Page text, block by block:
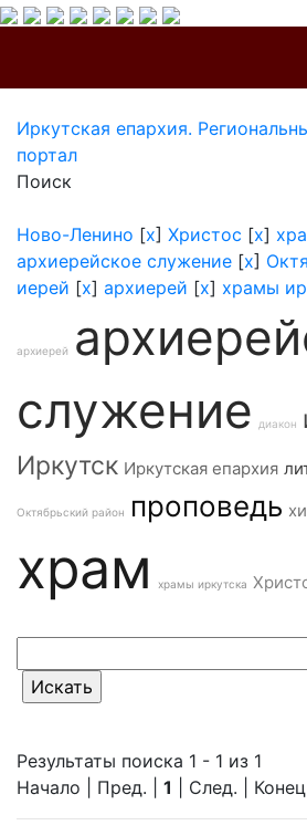
Иркутская епархия.
портал
Поиск
Ново-Ленино [x] Христос [x]
архиерейское служение [x]
иерей [x] архиерей [x] храмы
архиерей
служение
диакон
Иркутск Иркутская епархия
Октябрьский район проповедь
храм храмы иркутска
Результаты поиска 1 - 1 из 1
Начало | Пред. | 1 | След. | Конец